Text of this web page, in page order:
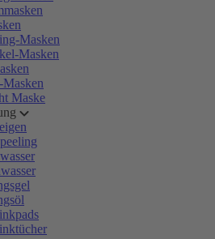
Masken
Masken
Masken
Maske